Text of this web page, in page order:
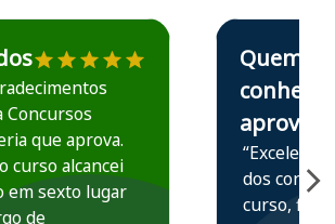
recomenda o Aprova Concursos em
Concursos
que aprova.
curso alcancei
em sexto lugar
de
Estudante Elais
Quem
conhece,
aprova
“Excelente
dos
curso,